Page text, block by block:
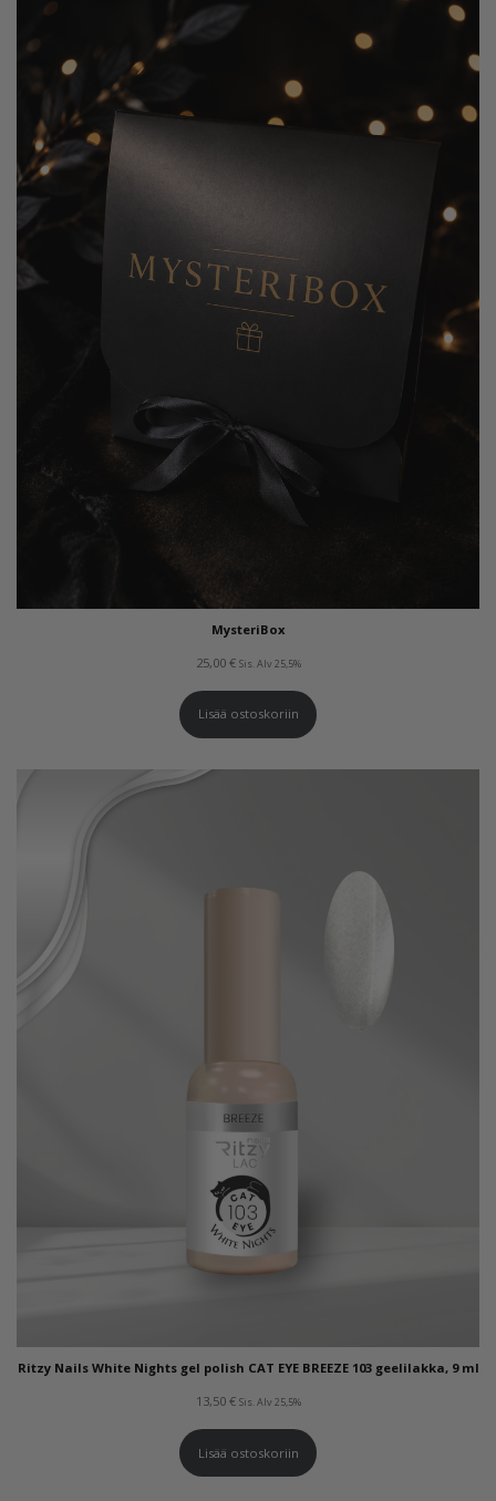
MysteriBox
25,00 € Sis. Alv 25,5%
Lisää ostoskoriin
Ritzy Nails White Nights gel polish CAT EYE BREEZE 103 geelilakka, 9 ml
13,50 € Sis. Alv 25,5%
Lisää ostoskoriin